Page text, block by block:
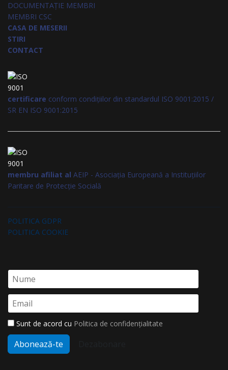
DOCUMENTAȚIE MEMBRI
MEMBRI CSC
CASA DE MESERII
STIRI
CONTACT
certificare conform condițiilor din standardul ISO 9001:2015 /
SR EN ISO 9001:2015
membru afiliat al AEIP - Asociația Europeană a Instituțiilor
Paritare de Protecție Socială
POLITICA GDPR
POLITICA COOKIE
Sunt de acord cu Politica de confidențialitate
Abonează-te